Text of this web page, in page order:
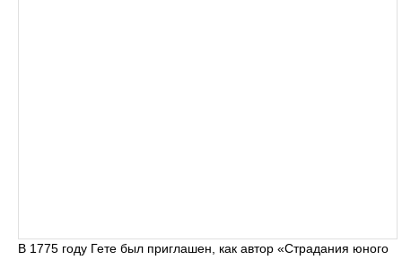
В 1775 году Гете был приглашен, как автор «Страдания юного